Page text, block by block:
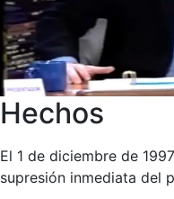
Hechos
El 1 de diciembre de
supresión inmediata del